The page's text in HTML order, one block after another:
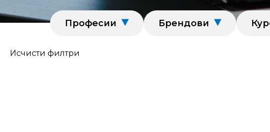
Професии Брендови
Исчисти филтри